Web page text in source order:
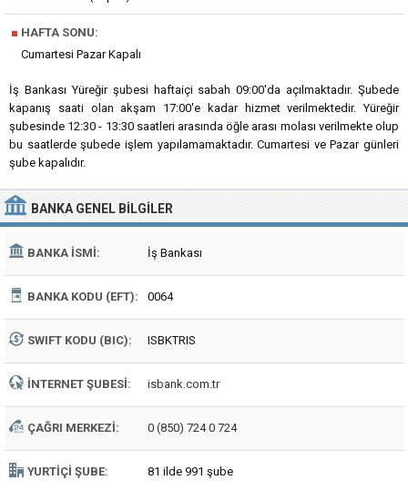
■ HAFTA SONU:
Cumartesi Pazar Kapalı
İş Bankası Yüreğir şubesi haftaiçi sabah 09:00'da açılmaktadır. Şubede
kapanış saati olan akşam 17:00'e kadar hizmet verilmektedir. Yüreğir
şubesinde 12:30 - 13:30 saatleri arasında öğle arası molası verilmekte olup
bu saatlerde şubede işlem yapılamamaktadır. Cumartesi ve Pazar günleri
şube kapalıdır.
BANKA GENEL BILGILER
BANKA İSMI: İş Bankası
BANKA KODU (EFT): 0064
SWIFT KODU (BIC): ISBKTRIS
İNTERNET ŞUBESI: isbank.com.tr
ÇAĞRI MERKEZI: 0 (850) 724 0 724
YURTIÇI ŞUBE: 81 ilde 991 şube